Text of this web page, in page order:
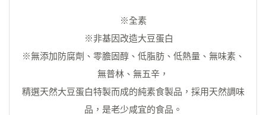
※全素
※非基因改造大豆蛋白
※無添加防腐劑、零膽固醇、低脂肪、低熱量、無味素、
無普林、無五辛，
精選天然大豆蛋白特製而成的純素食製品，採用天然調味
品，是老少咸宜的食品。